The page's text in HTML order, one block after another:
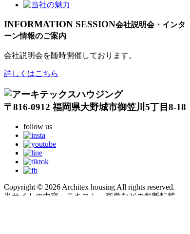
INFORMATION SESSION会社説明会・インタ
ーン情報のご案内
会社説明会を随時開催しております。
詳しくはこちら
〒816-0912 福岡県大野城市御笠川5丁目8-18
follow us
Copyright © 2026 Architex housing All rights reserved.
当サイトの内容、テキスト、画像などの無断転載、